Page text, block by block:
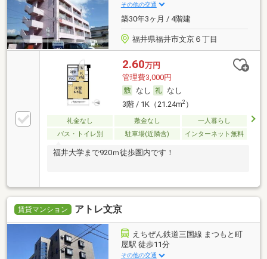
その他の交通
築30年3ヶ月 / 4階建
福井県福井市文京６丁目
2.60万円
管理費3,000円
なし
なし
3階 / 1K（21.24m2）
礼金なし 敷金なし
一人暮らし
バス・トイレ別
駐車場(近隣含) インターネット無料
福井大学まで920ｍ徒歩圏内です！
賃貸マンション アトレ文京
えちぜん鉄道三国線 まつもと町
屋駅 徒歩11分
その他の交通